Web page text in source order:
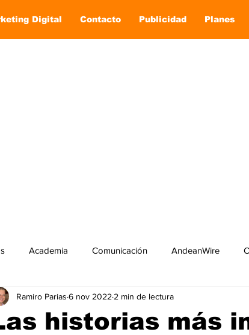
Digital Contacto Publicidad Planes
Academia Comunicación AndeanWire
Marketing Digital Negocios Películas
historias más
Ramiro Parias 6 nov 2022 2 min de lectura